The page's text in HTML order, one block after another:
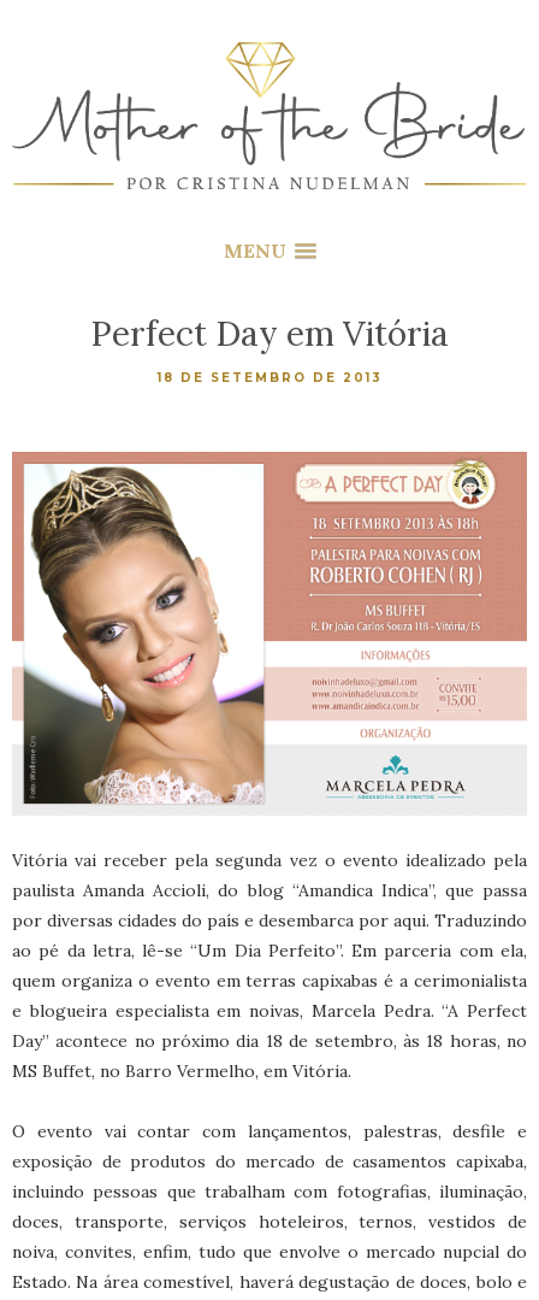
MENU
Perfect Day em Vitória
18 DE SETEMBRO DE 2013
Vitória vai receber pela segunda vez o evento idealizado pela
paulista Amanda Accioli, do blog “Amandica Indica”, que passa
por diversas cidades do país e desembarca por aqui. Traduzindo
ao pé da letra, lê-se “Um Dia Perfeito”. Em parceria com ela,
quem organiza o evento em terras capixabas é a cerimonialista
e blogueira especialista em noivas, Marcela Pedra. “A Perfect
Day” acontece no próximo dia 18 de setembro, às 18 horas, no
MS Buffet, no Barro Vermelho, em Vitória.
O evento vai contar com lançamentos, palestras, desfile e
exposição de produtos do mercado de casamentos capixaba,
incluindo pessoas que trabalham com fotografias, iluminação,
doces, transporte, serviços hoteleiros, ternos, vestidos de
noiva, convites, enfim, tudo que envolve o mercado nupcial do
Estado. Na área comestível, haverá degustação de doces, bolo e